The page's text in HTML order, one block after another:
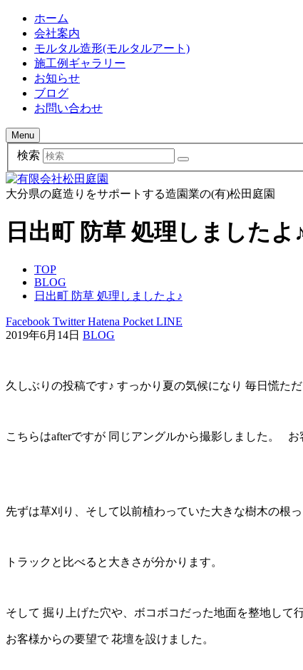
ホーム
会社案内
モルタル造形(モルタルアート)
施工例ギャラリー
お知らせ
ブログ
お問い合わせ
Menu
検索
大分県の庭造りをサポートする造園業の(有)松田庭園
日出町 防草 処理しましたよ♪
TOP
BLOG
日出町 防草 処理しましたよ♪
Facebook TwitterHatena PocketLINE
2019年6月14日 BLOG
久しぶりの投稿です♪ すっかり夏の気候になり 毎日慌た
こちらはafterですが 同じアングルから撮影しました。
先ずは草刈り、そして以前植わっていた大きな樹木の根
トラックと比べると大きさが分かります。
そして 掘り上げた穴や、ボコボコだった地面を整地して行
お客様からの要望で 花壇を設けました。